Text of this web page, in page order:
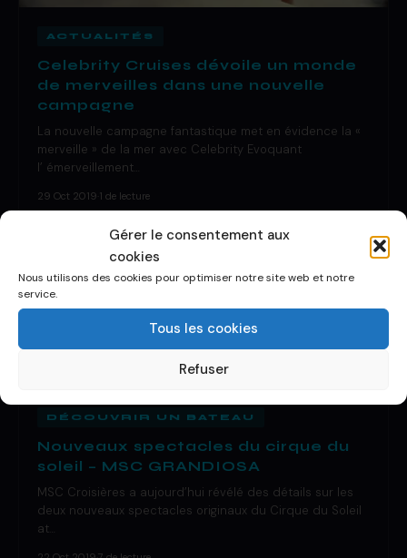
Gérer le consentement aux
cookies
Nous utilisons des cookies pour optimiser notre site web et notre
service.
Tous les cookies
Refuser
ACTUALITÉS
Celebrity Cruises dévoile un monde
de merveilles dans une nouvelle
campagne
La nouvelle campagne fantastique met en évidence la «
merveille » de la mer avec Celebrity Evoquant
l’ émerveillement…
29 Oct 2019 1 de lecture
DÉCOUVRIR UN BATEAU
Nouveaux spectacles du cirque du
soleil – MSC GRANDIOSA
MSC Croisières a aujourd’hui révélé des détails sur les
deux nouveaux spectacles originaux du Cirque du Soleil
at…